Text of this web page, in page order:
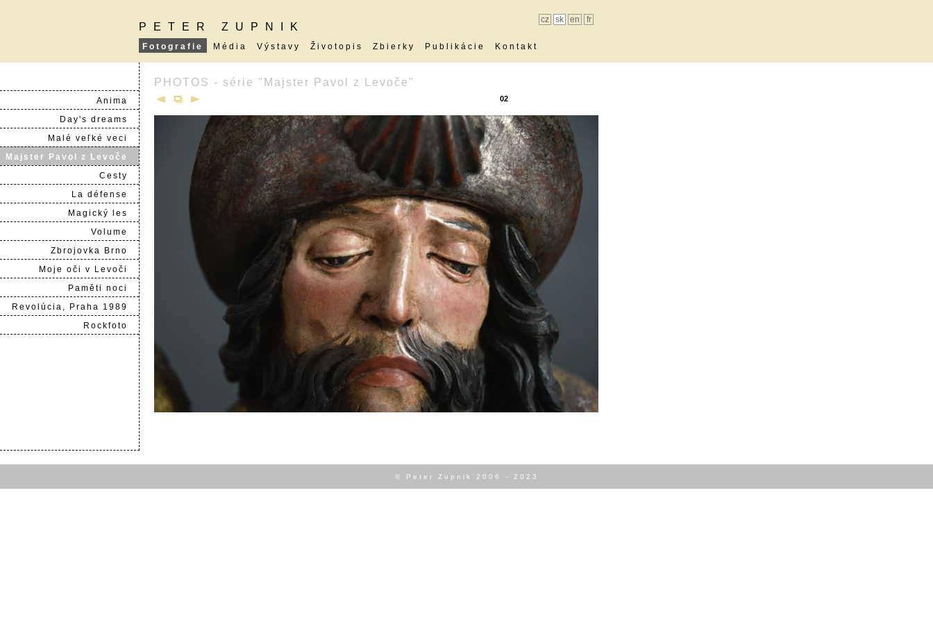
fr
en
sk
cz
PETER ZUPNIK
Fotografie Média Výstavy Životopis Zbierky Publikácie Kontakt
Anima
Day's dreams
Malé veľké veci
Majster Pavol z Levoče
Cesty
La défense
Magický les
Volume
Zbrojovka Brno
Moje oči v Levoči
Paměti noci
Revolúcia, Praha 1989
Rockfoto
PHOTOS - série "Majster Pavol z Levoče"
02
© Peter Zupnik 2006 - 2023